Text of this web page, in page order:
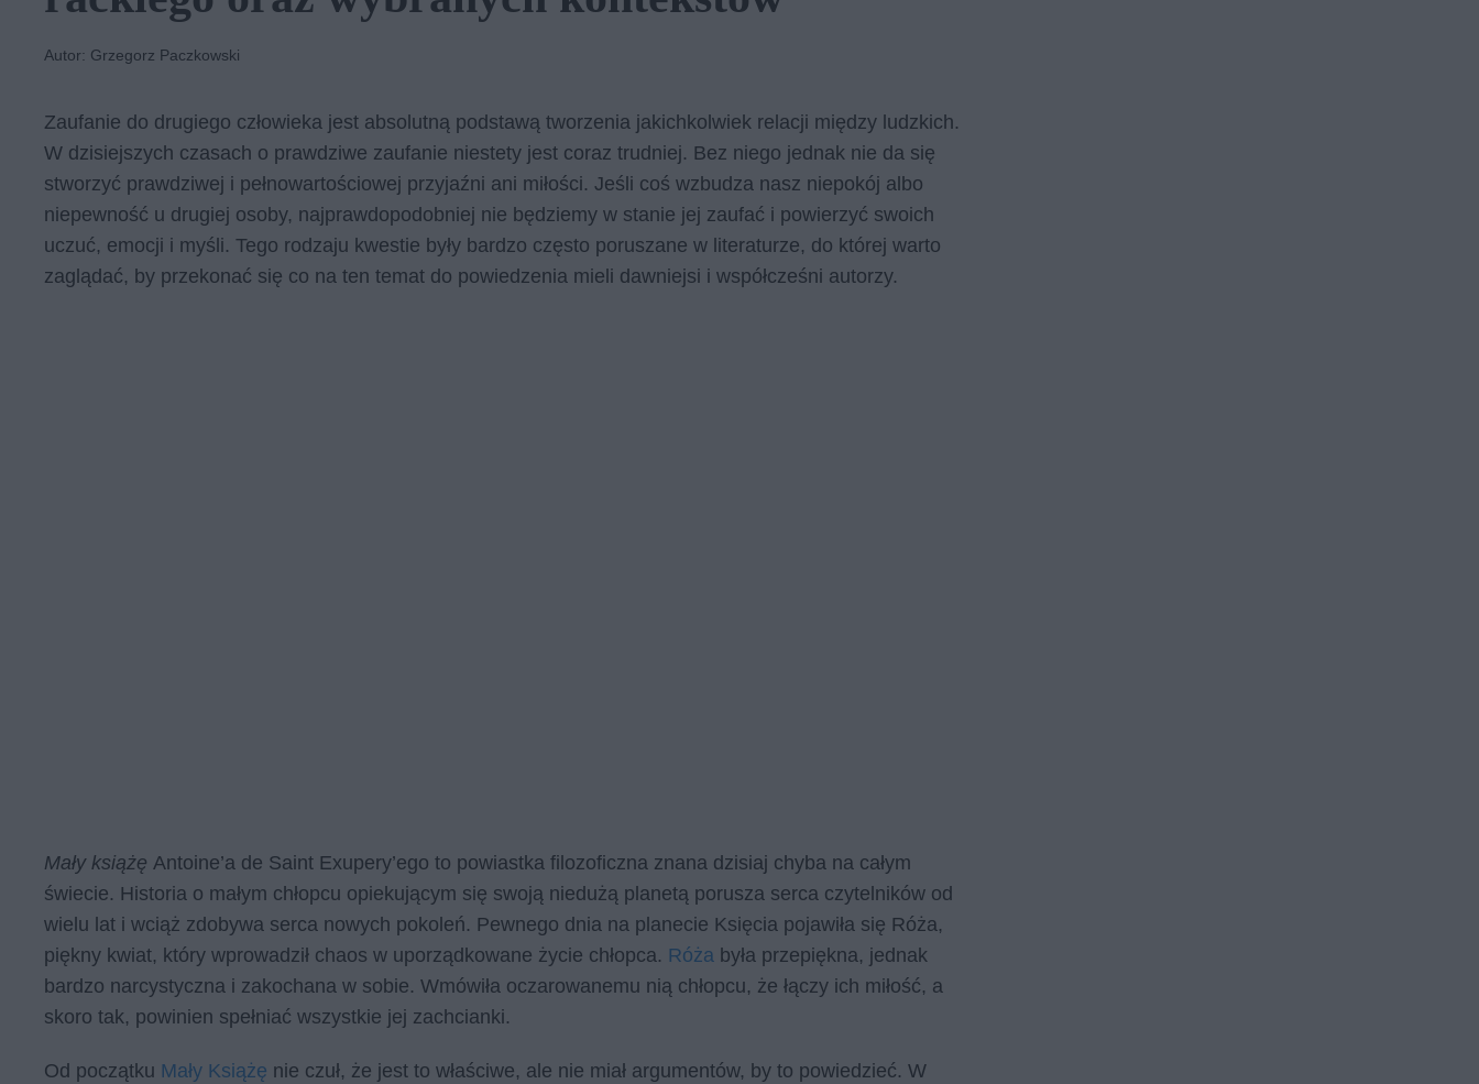
Autor: Grzegorz Paczkowski
Zaufanie do drugiego człowieka jest absolutną podstawą tworzenia jakichkolwiek relacji między ludzkich.
W dzisiejszych czasach o prawdziwe zaufanie niestety jest coraz trudniej. Bez niego jednak nie da się
stworzyć prawdziwej i pełnowartościowej przyjaźni ani miłości. Jeśli coś wzbudza nasz niepokój albo
niepewność u drugiej osoby, najprawdopodobniej nie będziemy w stanie jej zaufać i powierzyć swoich
uczuć, emocji i myśli. Tego rodzaju kwestie były bardzo często poruszane w literaturze, do której warto
zaglądać, by przekonać się co na ten temat do powiedzenia mieli dawniejsi i współcześni autorzy.
Mały książę Antoine’a de Saint Exupery’ego to powiastka filozoficzna znana dzisiaj chyba na całym
świecie. Historia o małym chłopcu opiekującym się swoją niedużą planetą porusza serca czytelników od
wielu lat i wciąż zdobywa serca nowych pokoleń. Pewnego dnia na planecie Księcia pojawiła się Róża,
piękny kwiat, który wprowadził chaos w uporządkowane życie chłopca. Róża była przepiękna, jednak
bardzo narcystyczna i zakochana w sobie. Wmówiła oczarowanemu nią chłopcu, że łączy ich miłość, a
skoro tak, powinien spełniać wszystkie jej zachcianki.
Od początku Mały Książę nie czuł, że jest to właściwe, ale nie miał argumentów, by to powiedzieć. W